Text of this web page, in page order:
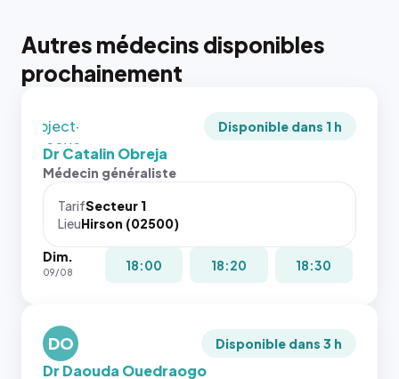
Autres médecins disponibles
prochainement
puisque la
photo est
recadrée
`object-
fit: cover`.
Sans ces
navigateur
pas la
place, et
les trois
dernières
images de
Disponible dans 1 h
Dr Catalin Obreja
Médecin généraliste
TarifSecteur 1
LieuHirson (02500)
Dim.
09/08 18:00 18:20 18:30
DO Disponible dans 3 h
Dr Daouda Ouedraogo
{# 40×40
`.profile-
picture`,
et un